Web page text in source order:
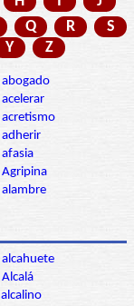
Q R
S
Y Z
abogado
acelerar
acretismo
adherir
afasia
Agripina
alambre
alcahuete
Alcalá
alcalino